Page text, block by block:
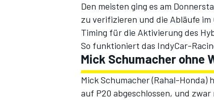
Den meisten ging es am
zu verifizieren und die Abläufe
Timing für die Aktivierung des
So funktioniert das IndyCar-
Mick Schumacher ohne
Mick Schumacher (Rahal-
auf P20 abgeschlossen, und